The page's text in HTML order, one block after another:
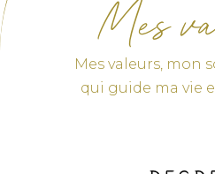
Mes
Mes valeurs, mon
qui guide ma vie